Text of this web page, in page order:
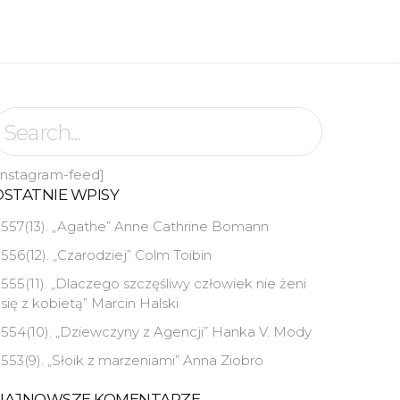
feed]
WPISY
557(13). „Agathe” Anne Cathrine Bomann
556(12). „Czarodziej” Colm Toibin
555(11). „Dlaczego szczęśliwy człowiek nie żeni
się z kobietą” Marcin Halski
554(10). „Dziewczyny z Agencji” Hanka V. Mody
553(9). „Słoik z marzeniami” Anna Ziobro